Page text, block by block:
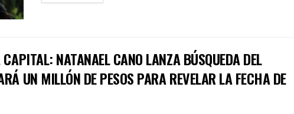
NATANAEL CANO LANZA BÚSQUEDA DEL
UN MILLÓN DE PESOS PARA REVELAR LA FECHA DE